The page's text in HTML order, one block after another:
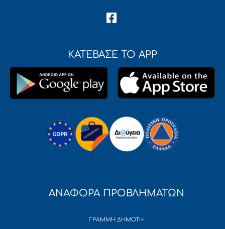
ΚΑΤΕΒΑΣΕ ΤΟ APP
ΑΝΑΦΟΡΑ ΠΡΟΒΛΗΜΑΤΩΝ
ΓΡΑΜΜΗ ΔΗΜΟΤΗ